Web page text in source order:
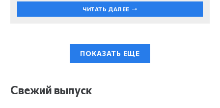
ЧИТАТЬ ДАЛЕЕ
ПОКАЗАТЬ ЕЩЕ
Свежий выпуск